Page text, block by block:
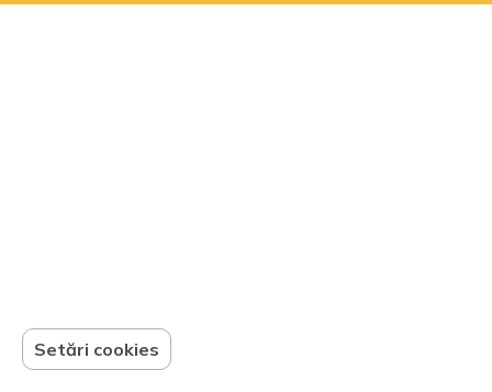
Setări cookies